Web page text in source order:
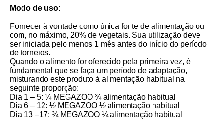
Modo de uso:
Fornecer à vontade como única fonte de alimentação ou
com, no máximo, 20% de vegetais. Sua utilização deve
ser iniciada pelo menos 1 mês antes do início do período
de torneios.
Quando o alimento for oferecido pela primeira vez, é
fundamental que se faça um período de adaptação,
misturando este produto à alimentação habitual na
seguinte proporção:
Dia 1 – 5: ¼ MEGAZOO ¾ alimentação habitual
Dia 6 – 12: ½ MEGAZOO ½ alimentação habitual
Dia 13 –17: ¾ MEGAZOO ¼ alimentação habitual